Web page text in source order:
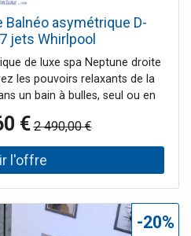
Balnéo asymétrique D-
jets Whirlpool
de luxe spa Neptune droite
les pouvoirs relaxants de la
un bain à bulles, seul ou en
dorsaux, 2 turbobuses vous
d'air en fond de cuve et la
à diminuer le stress de votre
baignoire asymétrique
baignoire. Vous profitez
préférées grâce à une
€ 2 490,00 €
-20%